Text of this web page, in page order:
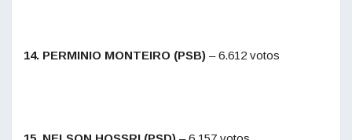
14. PERMINIO MONTEIRO (PSB) – 6.612 votos